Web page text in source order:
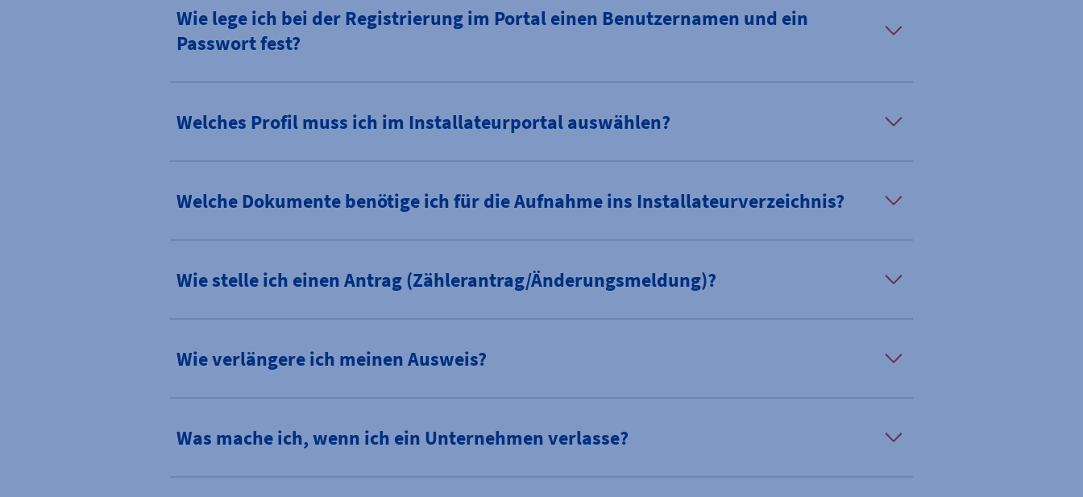
Wie lege ich bei der Registrierung im Portal einen Benutzernamen und ein
Passwort fest?
Welches Profil muss ich im Installateurportal auswählen?
Welche Dokumente benötige ich für die Aufnahme ins Installateurverzeichnis?
Wie stelle ich einen Antrag (Zählerantrag/Änderungsmeldung)?
Wie verlängere ich meinen Ausweis?
Was mache ich, wenn ich ein Unternehmen verlasse?